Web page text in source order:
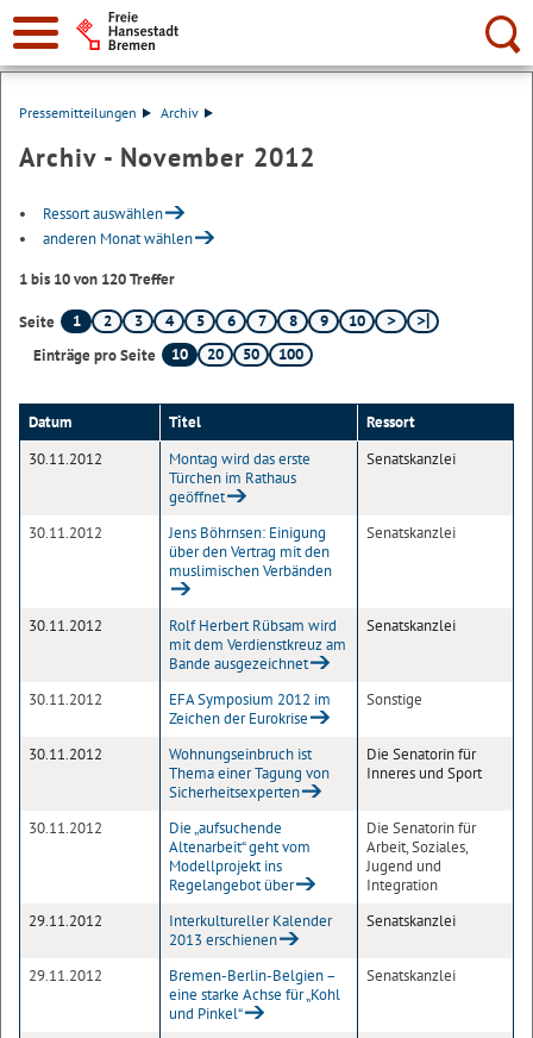
Suche:
Pressemitteilungen Archiv
Archiv - November 2012
Ressort auswählen
anderen Monat wählen
1 bis 10 von 120 Treffer
Seite 1 2 3 4 5 6 7 8 9
10
Einträge pro Seite
10 20 50 100
Datum Titel
Ressort
30.11.2012
Montag wird das erste
Türchen im Rathaus
geöffnet
Senatskanzlei
30.11.2012
Jens Böhrnsen: Einigung
über den Vertrag mit den
muslimischen Verbänden
Senatskanzlei
30.11.2012
Rolf Herbert Rübsam wird
mit dem Verdienstkreuz am
Bande ausgezeichnet
Senatskanzlei
30.11.2012
EFA Symposium 2012 im
Zeichen der Eurokrise
Sonstige
30.11.2012
Wohnungseinbruch ist
Thema einer Tagung von
Sicherheitsexperten
Die Senatorin für
Inneres und Sport
30.11.2012
Die „aufsuchende
Altenarbeit“ geht vom
Modellprojekt ins
Regelangebot über
Die Senatorin für
Arbeit, Soziales,
Jugend und
Integration
29.11.2012
Interkultureller Kalender
2013 erschienen
Senatskanzlei
29.11.2012
Bremen-Berlin-Belgien –
eine starke Achse für „Kohl
und Pinkel“
Senatskanzlei